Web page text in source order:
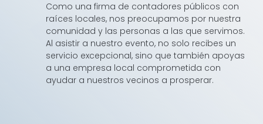
Como una firma de contadores públicos con
raíces locales, nos preocupamos por nuestra
comunidad y las personas a las que servimos.
Al asistir a nuestro evento, no solo recibes un
servicio excepcional, sino que también apoyas
a una empresa local comprometida con
ayudar a nuestros vecinos a prosperar.